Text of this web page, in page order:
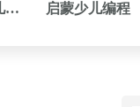
人工智能少儿编程 启蒙少儿编程